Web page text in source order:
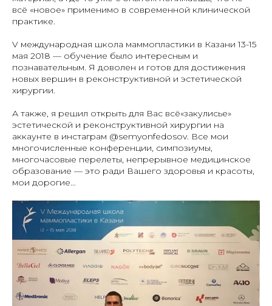
всё «новое» применимо в современной клинической
практике.
V международная школа маммопластики в Казани 13-15
мая 2018 — обучение было интересным и
познавательным. Я доволен и готов для достижения
новых вершин в реконструктивной и эстетической
хирургии.
А также, я решил открыть для Вас всё«закулисье»
эстетической и реконструктивной хирургии на
аккаунте в инстаграм @semyonfedosov. Все мои
многочисленные конференции, симпозиумы,
многочасовые перелеты, непрерывное медицинское
образование — это ради Вашего здоровья и красоты,
мои дорогие…